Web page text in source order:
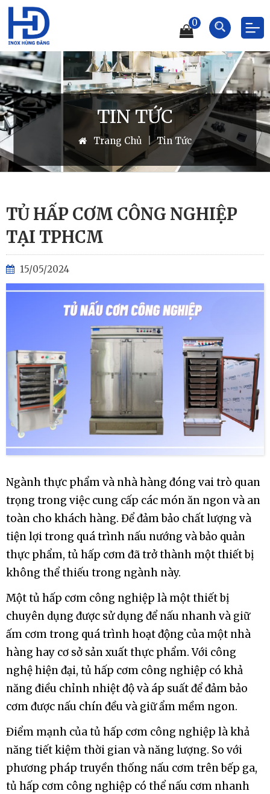
0
TIN TỨC
Trang Chủ | Tin Tức
TỦ HẤP CƠM CÔNG NGHIỆP
TẠI TPHCM
15/05/2024
Ngành thực phẩm và nhà hàng đóng vai trò quan
trọng trong việc cung cấp các món ăn ngon và an
toàn cho khách hàng. Để đảm bảo chất lượng và
tiện lợi trong quá trình nấu nướng và bảo quản
thực phẩm, tủ hấp cơm đã trở thành một thiết bị
không thể thiếu trong ngành này.
Một tủ hấp cơm công nghiệp là một thiết bị
chuyên dụng được sử dụng để nấu nhanh và giữ
ấm cơm trong quá trình hoạt động của một nhà
hàng hay cơ sở sản xuất thực phẩm. Với công
nghệ hiện đại, tủ hấp cơm công nghiệp có khả
năng điều chỉnh nhiệt độ và áp suất để đảm bảo
cơm được nấu chín đều và giữ ẩm mềm ngon.
Điểm mạnh của tủ hấp cơm công nghiệp là khả
năng tiết kiệm thời gian và năng lượng. So với
phương pháp truyền thống nấu cơm trên bếp ga,
tủ hấp cơm công nghiệp có thể nấu cơm nhanh